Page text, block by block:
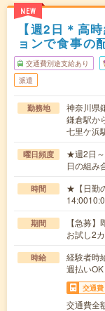
NEW
【週2日＊高
ョンで食事の
交通費別途支給あり
派遣
勤務地
神奈川県
鎌倉駅か
七里ケ浜
曜日頻度
★週2日
日の組み
時間
★【日勤
期間
【急募
お試し2
時給
経験者時
週払いOK
交通費
交通費全